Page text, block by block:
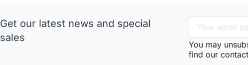
Get our latest news and special
sales
You may
find our